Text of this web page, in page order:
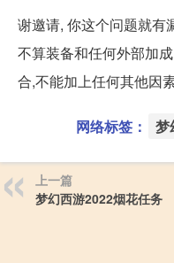
谢邀请, 你这个问题就有
不算装备和任何外部加
合,不能加上任何其他因
网络标签： 梦
上一篇
梦幻西游2022烟花任务